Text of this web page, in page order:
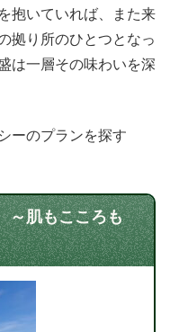
抱いていれば、また来
拠り所のひとつとなっ
は一層その味わいを深
ーのプランを探す
～肌もこころも